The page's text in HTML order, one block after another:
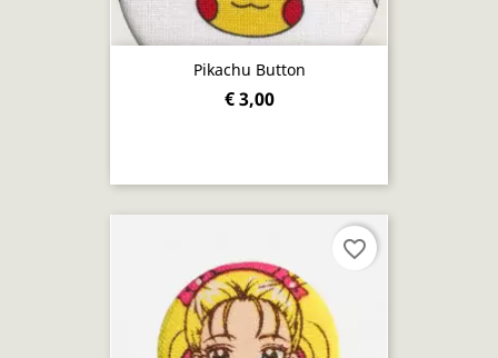
Pikachu Button
€ 3,00
favorite_border